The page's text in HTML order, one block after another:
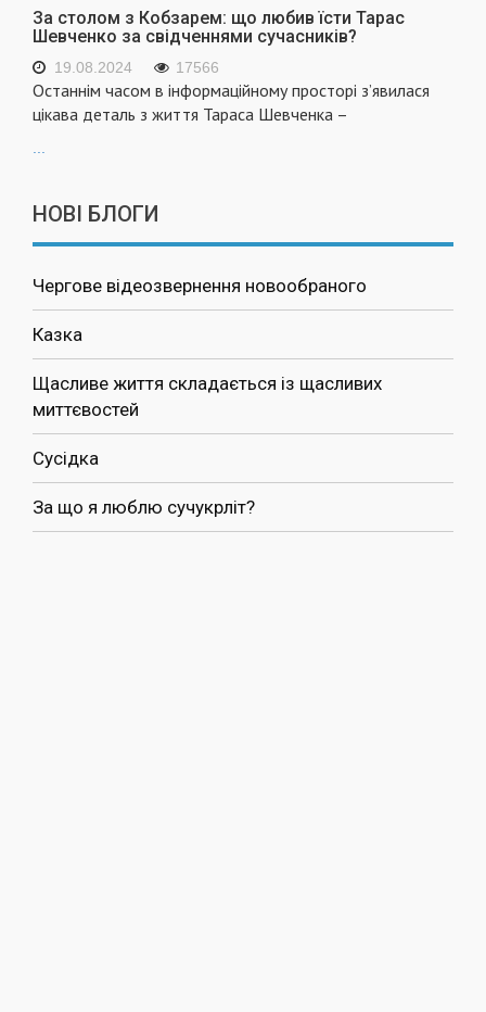
За столом з Кобзарем: що любив їсти Тарас
Шевченко за свідченнями сучасників?
19.08.2024 17566
Останнім часом в інформаційному просторі з’явилася
цікава деталь з життя Тараса Шевченка –
НОВІ БЛОГИ
Чергове відеозвернення новообраного
Казка
Щасливе життя складається із щасливих
миттєвостей
Сусідка
За що я люблю сучукрліт?